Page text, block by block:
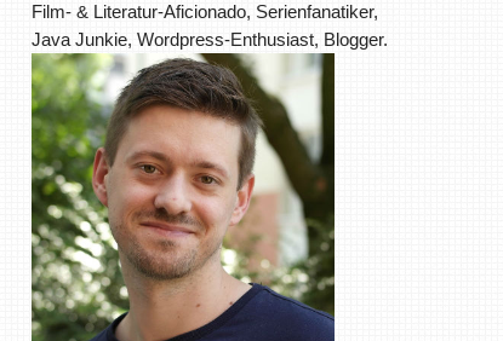
Film- & Literatur-Aficionado, Serienfanatiker,
Java Junkie, Wordpress-Enthusiast, Blogger.